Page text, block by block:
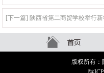
[下一篇] 陕西省第二商贸学校举行
版权所有：